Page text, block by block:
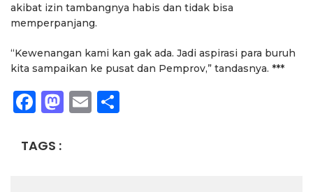
akibat izin tambangnya habis dan tidak bisa
memperpanjang.
“Kewenangan kami kan gak ada. Jadi aspirasi para buruh
kita sampaikan ke pusat dan Pemprov,” tandasnya. ***
Facebook
Mastodon
Email
TAGS :